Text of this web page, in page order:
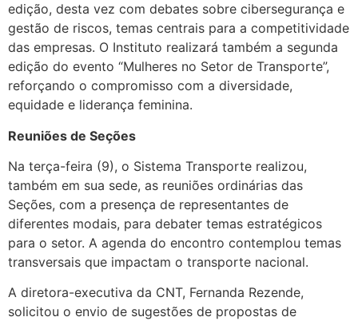
edição, desta vez com debates sobre cibersegurança e
gestão de riscos, temas centrais para a competitividade
das empresas. O Instituto realizará também a segunda
edição do evento “Mulheres no Setor de Transporte”,
reforçando o compromisso com a diversidade,
equidade e liderança feminina.
Reuniões de Seções
Na terça-feira (9), o Sistema Transporte realizou,
também em sua sede, as reuniões ordinárias das
Seções, com a presença de representantes de
diferentes modais, para debater temas estratégicos
para o setor. A agenda do encontro contemplou temas
transversais que impactam o transporte nacional.
A diretora-executiva da CNT, Fernanda Rezende,
solicitou o envio de sugestões de propostas de